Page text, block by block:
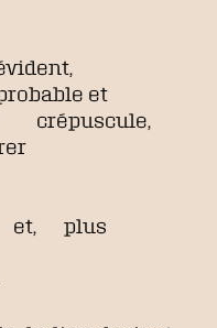
et
crépuscule,
et, plus